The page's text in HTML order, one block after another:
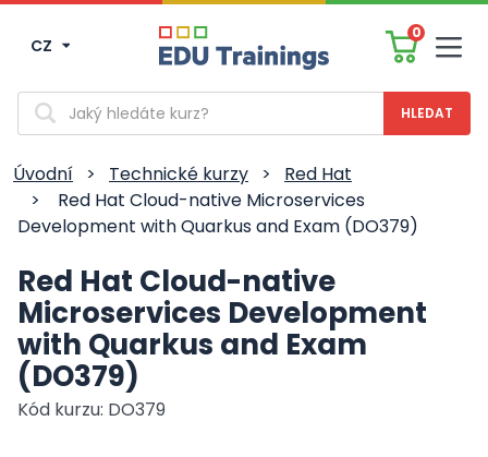
CZ
0
Vyhledávání
Úvodní > Technické kurzy >
Red Hat
>
Red Hat Cloud-native Microservices
Development with Quarkus and Exam (DO379)
Red Hat Cloud-native
Microservices Development
with Quarkus and Exam
(DO379)
Kód kurzu: DO379